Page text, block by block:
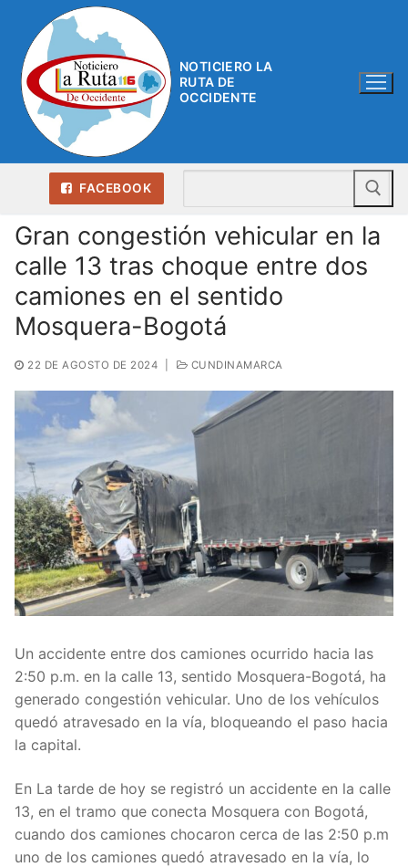
contenido
NOTICIERO LA
RUTA DE
OCCIDENTE
FACEBOOK
Gran congestión vehicular en la
calle 13 tras choque entre dos
camiones en el sentido
Mosquera-Bogotá
22 DE AGOSTO DE 2024 CUNDINAMARCA
Un accidente entre dos camiones ocurrido hacia las
2:50 p.m. en la calle 13, sentido Mosquera-Bogotá, ha
generado congestión vehicular. Uno de los vehículos
quedó atravesado en la vía, bloqueando el paso hacia
la capital.
En La tarde de hoy se registró un accidente en la calle
13, en el tramo que conecta Mosquera con Bogotá,
cuando dos camiones chocaron cerca de las 2:50 p.m
uno de los camiones quedó atravesado en la vía, lo